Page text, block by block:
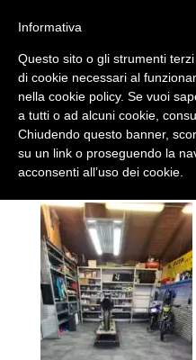
210f371a-
b776-
da admin|Apr 8, 2021
Informativa
Questo sito o gli strumenti
di cookie necessari al
nella cookie policy. Se vuoi
a tutti o ad alcuni cookie,
Chiudendo questo banner,
su un link o proseguendo la
acconsenti all’uso dei cookie.